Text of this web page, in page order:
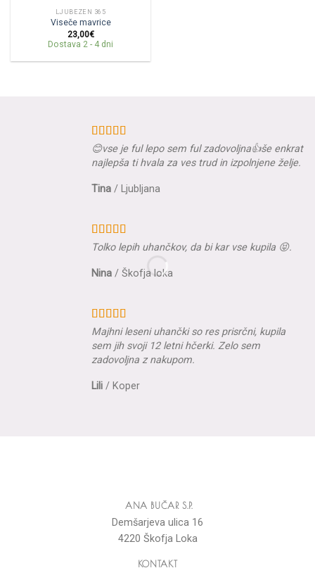
LJUBEZEN 365
Viseče mavrice
23,00€
Dostava 2 - 4 dni
😊vse je ful lepo sem ful zadovoljna👍še enkrat
najlepša ti hvala za ves trud in izpolnjene želje.
Tina / Ljubljana
Tolko lepih uhančkov, da bi kar vse kupila 😝.
Nina /Škofja loka
Majhni leseni uhančki so res prisrčni, kupila
sem jih svoji 12 letni hčerki. Zelo sem
zadovoljna z nakupom.
Lili / Koper
ANA BUČAR S.P.
Demšarjeva ulica 16
4220 Škofja Loka
KONTAKT